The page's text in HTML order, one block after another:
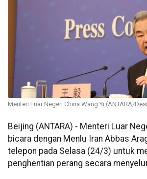
Menteri Luar Negeri China Wang Yi (ANTARA/
Beijing (ANTARA) - Menteri Luar
bicara dengan Menlu Iran Abbas
telepon pada Selasa (24/3) untuk
penghentian perang secara